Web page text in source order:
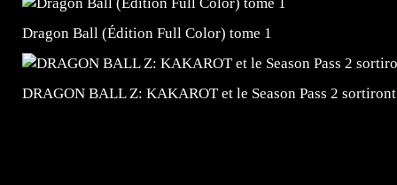
Dragon Ball (Édition Full Color) tome 1
DRAGON BALL Z: KAKAROT et le Season Pass 2